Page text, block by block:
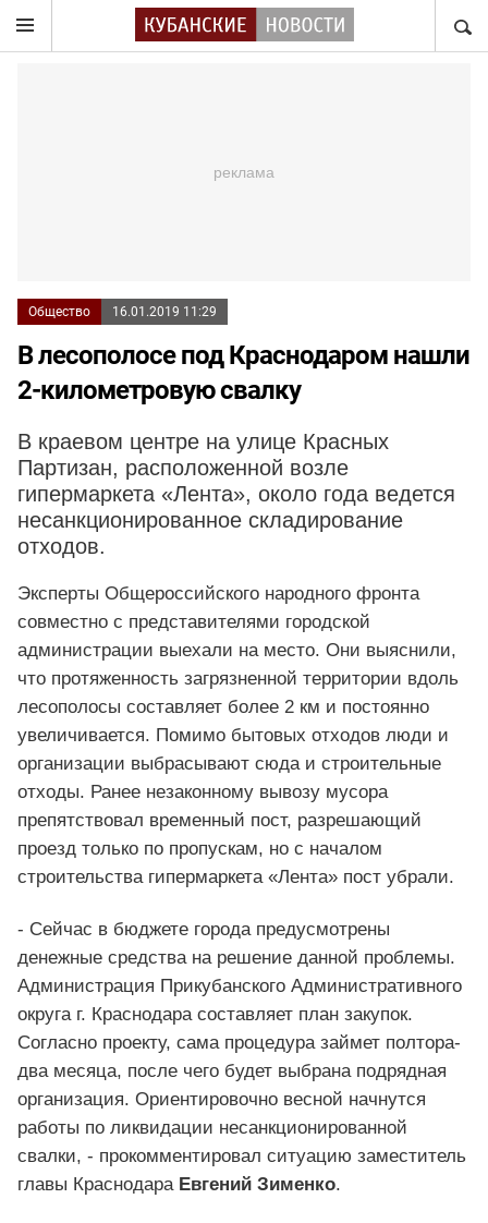
Общество 16.01.2019 11:29
В лесополосе под Краснодаром нашли
2-километровую свалку
В краевом центре на улице Красных
Партизан, расположенной возле
гипермаркета «Лента», около года ведется
несанкционированное складирование
отходов.
Эксперты Общероссийского народного фронта
совместно с представителями городской
администрации выехали на место. Они выяснили,
что протяженность загрязненной территории вдоль
лесополосы составляет более 2 км и постоянно
увеличивается. Помимо бытовых отходов люди и
организации выбрасывают сюда и строительные
отходы. Ранее незаконному вывозу мусора
препятствовал временный пост, разрешающий
проезд только по пропускам, но с началом
строительства гипермаркета «Лента» пост убрали.
- Сейчас в бюджете города предусмотрены
денежные средства на решение данной проблемы.
Администрация Прикубанского Административного
округа г. Краснодара составляет план закупок.
Согласно проекту, сама процедура займет полтора-
два месяца, после чего будет выбрана подрядная
организация. Ориентировочно весной начнутся
работы по ликвидации несанкционированной
свалки, - прокомментировал ситуацию заместитель
главы Краснодара Евгений Зименко.